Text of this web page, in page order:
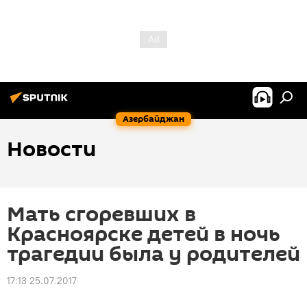
Азербайджан
Новости
Мать сгоревших в
Красноярске детей в ночь
трагедии была у родителей
17:13 25.07.2017